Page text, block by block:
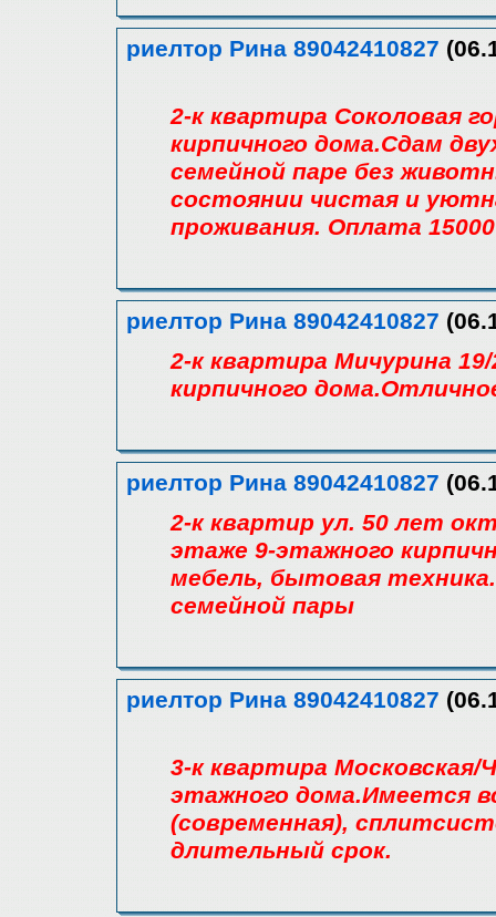
риелтор Рина 89042410827
2-к квартира Соколовая
кирпичного дома.Сдам
семейной паре без
состоянии чистая и
проживания. Оплата 15000
риелтор Рина 89042410827
2-к квартира Мичурина
кирпичного
риелтор Рина 89042410827
2-к квартир ул. 50 лет
этаже 9-этажного
мебель, бытовая
семейной пары
риелтор Рина 89042410827
3-к квартира Московская/
этажного дома.Имеется
(современная),
длительный срок.